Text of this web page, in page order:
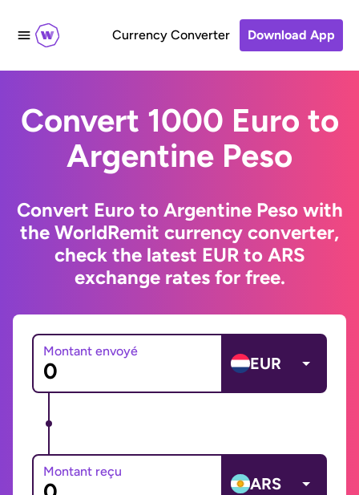
Currency Converter Download App
Convert 1000 Euro to
Argentine Peso
Convert Euro to Argentine Peso with
the WorldRemit currency converter,
check the latest EUR to ARS
exchange rates for free.
Montant envoyé
EUR
Montant reçu
ARS